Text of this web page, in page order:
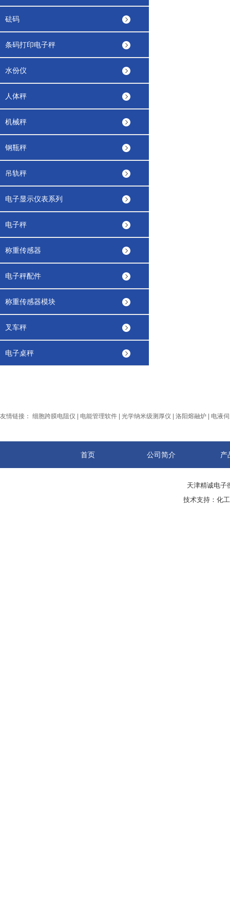
砝码
条码打印电子秤
水份仪
人体秤
机械秤
钢瓶秤
吊轨秤
电子显示仪表系列
电子秤
称重传感器
电子秤配件
称重传感器模块
叉车秤
电子桌秤
友情链接： 细胞跨膜电阻仪 电能管理软件 光学纳米级测厚仪 洛阳熔融炉 电液
首页 公司简介 产
天津精诚电
技术支持： 化